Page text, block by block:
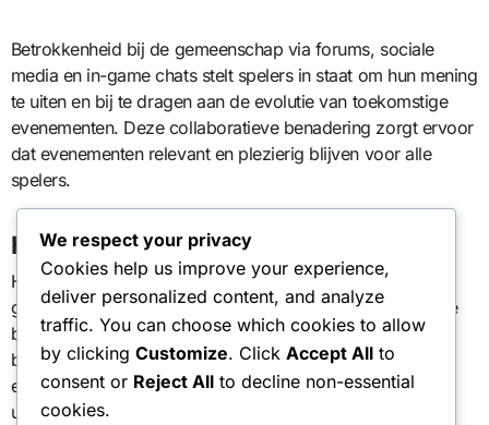
Betrokkenheid bij de gemeenschap via forums, sociale
media en in-game chats stelt spelers in staat om hun mening
te uiten en bij te dragen aan de evolutie van toekomstige
evenementen. Deze collaboratieve benadering zorgt ervoor
dat evenementen relevant en plezierig blijven voor alle
spelers.
Historische context
Het concept van de Event Cape is in de loop der tijd
geëvolueerd, waarbij eerdere evenementen eenvoudigere
beloningen en beperkte interactie met de gemeenschap
boden. Naarmate Minecraft is gegroeid, zijn ook de
evenementen gegroeid, wat heeft geleid tot meer
uitgebreide en boeiende ervaringen voor spelers.
We respect your privacy
Cookies help us improve your experience,
deliver personalized content, and analyze
traffic. You can choose which cookies to allow
by clicking Customize. Click Accept All to
consent or Reject All to decline non-essential
cookies.